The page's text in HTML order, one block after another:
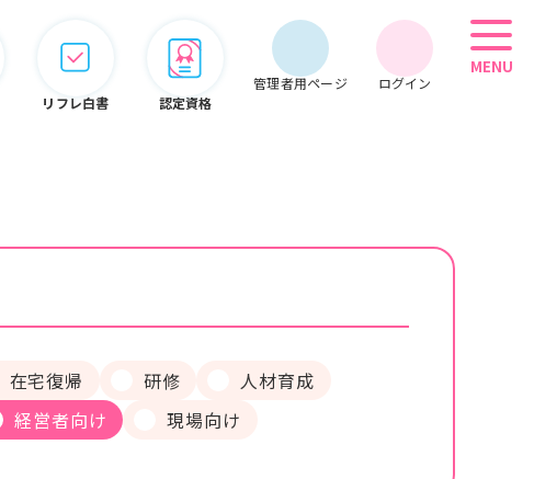
リフレ白書 認定資格
管理者用ページ ログイン
MENU
システム
オンライン
セミナー
在宅復帰 研修
人材育成
経営者向け 現場向け